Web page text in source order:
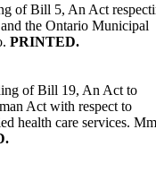
of Bill 5, An Act
the Ontario Municipal
PRINTED.
of Bill 19, An Act to
Act with respect to
health care services.